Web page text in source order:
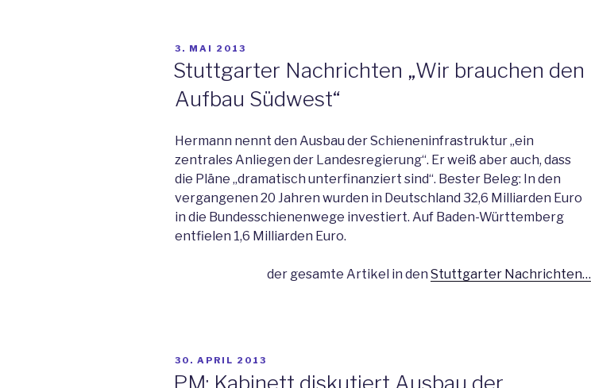
VERÖFFENTLICHT
AM
3. MAI 2013
Stuttgarter Nachrichten „Wir brauchen den
Aufbau Südwest“
Hermann nennt den Ausbau der Schieneninfrastruktur „ein
zentrales Anliegen der Landesregierung“. Er weiß aber auch, dass
die Pläne „dramatisch unterfinanziert sind“. Bester Beleg: In den
vergangenen 20 Jahren wurden in Deutschland 32,6 Milliarden Euro
in die Bundesschienenwege investiert. Auf Baden-Württemberg
entfielen 1,6 Milliarden Euro.
der gesamte Artikel in denStuttgarter Nachrichten…
VERÖFFENTLICHT
30. APRIL 2013
PM: Kabinett diskutiert Ausbau der